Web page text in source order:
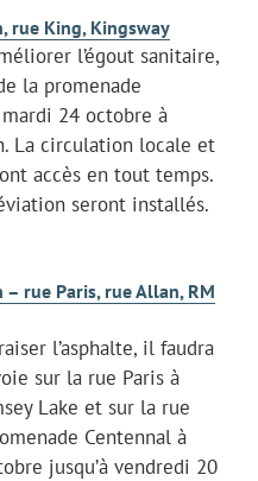
rue King, Kingsway
l’égout sanitaire,
la promenade
24 octobre à
La circulation locale et
accès en tout temps.
seront installés.
rue Paris, rue Allan, RM
l’asphalte, il faudra
sur la rue Paris à
Lake et sur la rue
Centennal à
jusqu’à vendredi 20